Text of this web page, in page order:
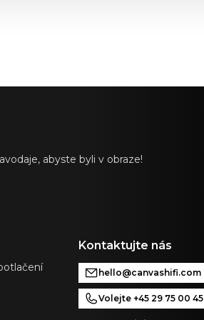
abyste byli v obraze!
Kontaktujte nás
hello@canvashifi.com
Volejte +45 29 75 00 45